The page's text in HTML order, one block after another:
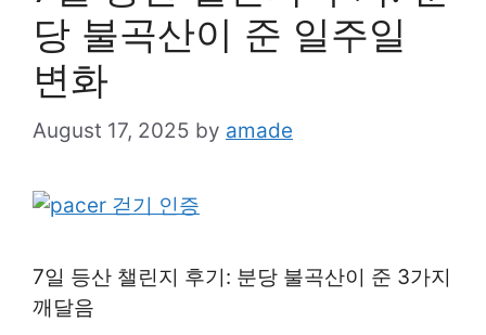
당 불곡산이 준 일주일
변화
August 17, 2025 by amade
7일 등산 챌린지 후기: 분당 불곡산이 준 3가지
깨달음